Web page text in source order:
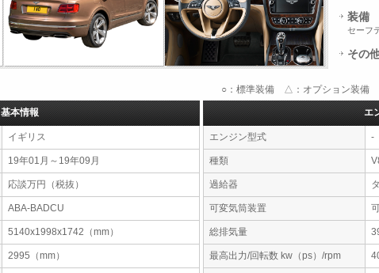
装備
セーフ
その
○：標準装備 △：オプション装備 -
基本情報
イギリス
19年01月～19年09月
応談万円（税抜）
ABA-BADCU
5140x1998x1742（mm）
2995（mm）
エ
エンジン型式 -
種類
過給器
可変気筒装置
総排気量
最高出力/回転数 kw（ps）/rpm